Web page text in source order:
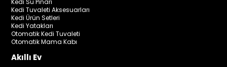
Kedi Tuvaleti Aksesuarları
Kedi Ürün Setleri
Kedi Yatakları
Otomatik Kedi Tuvaleti
Otomatik Mama Kabı
Akıllı Ev